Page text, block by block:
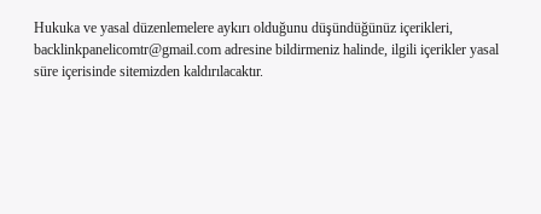
Hukuka ve yasal düzenlemelere aykırı olduğunu düşündüğünüz içerikleri,
backlinkpanelicomtr@gmail.com adresine bildirmeniz halinde, ilgili içerikler yasal
süre içerisinde sitemizden kaldırılacaktır.